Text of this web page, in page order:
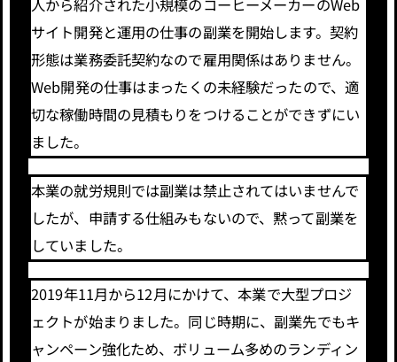
人から紹介された小規模のコーヒーメーカーのWeb
サイト開発と運用の仕事の副業を開始します。契約
形態は業務委託契約なので雇用関係はありません。
Web開発の仕事はまったくの未経験だったので、適
切な稼働時間の見積もりをつけることができずにい
ました。
本業の就労規則では副業は禁止されてはいませんで
したが、申請する仕組みもないので、黙って副業を
していました。
2019年11月から12月にかけて、本業で大型プロジ
ェクトが始まりました。同じ時期に、副業先でもキ
ャンペーン強化ため、ボリューム多めのランディン